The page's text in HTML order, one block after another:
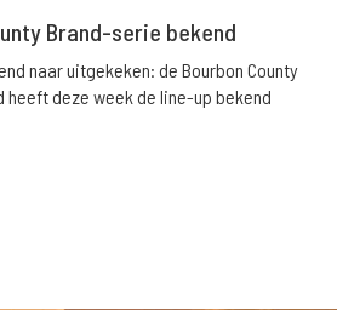
Brand-serie bekend
naar uitgekeken: de Bourbon County
heeft deze week de line-up bekend